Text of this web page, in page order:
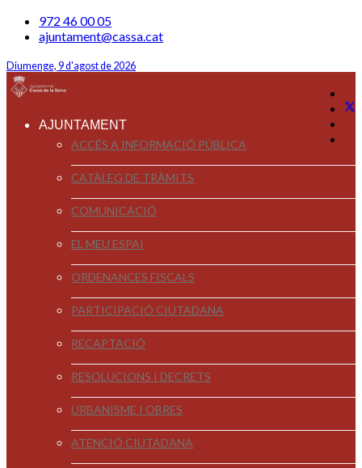
972 46 00 05
ajuntament@cassa.cat
Diumenge, 9 d'agost de 2026
AJUNTAMENT
ACCÉS A INFORMACIÓ PÚBLICA
CATÀLEG DE TRÀMITS
COMUNICACIÓ
EL MEU ESPAI
ORDENANCES FISCALS
PARTICIPACIÓ CIUTADANA
RECAPTACIÓ
RESOLUCIONS I DECRETS
URBANISME I OBRES
ATENCIÓ CIUTADANA